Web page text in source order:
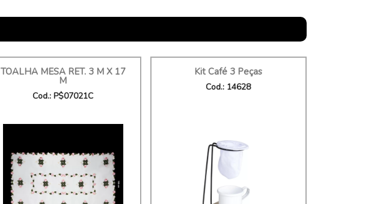
TOALHA MESA RET. 3 M X 17
M
Cod.: P$07021C
Kit Café 3 Peças
Cod.: 14628